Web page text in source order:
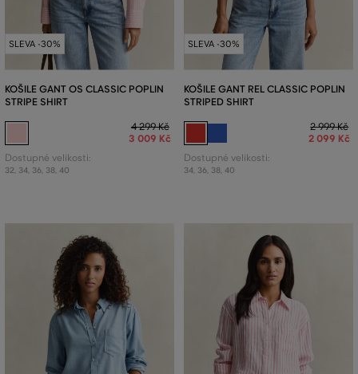
SLEVA -30%
KOŠILE GANT OS CLASSIC POPLIN
STRIPE SHIRT
4 299 Kč
3 009 Kč
Dostupné velikosti:
32 34 36, 38, 40
SLEVA -30%
KOŠILE GANT REL CLASSIC POPLIN
STRIPED SHIRT
2 999 Kč
2 099 Kč
Dostupné velikosti:
34 36, 38, 40